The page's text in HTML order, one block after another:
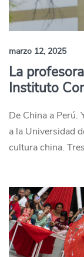
marzo 12, 2025
La
Instituto
De China a Perú.
a la Universidad
cultura china.